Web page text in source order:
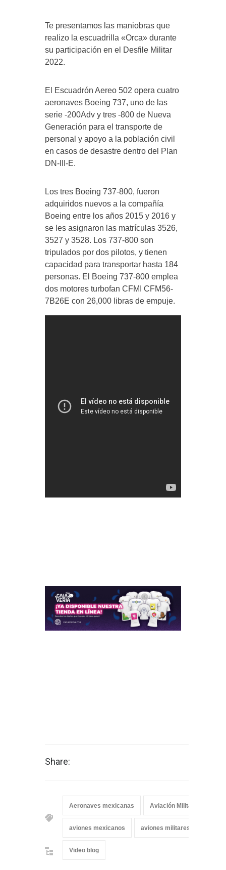
Te presentamos las maniobras que
realizo la escuadrilla «Orca» durante
su participación en el Desfile Militar
2022.
El Escuadrón Aereo 502 opera cuatro
aeronaves Boeing 737, uno de las
serie -200Adv y tres -800 de Nueva
Generación para el transporte de
personal y apoyo a la población civil
en casos de desastre dentro del Plan
DN-III-E.
Los tres Boeing 737-800, fueron
adquiridos nuevos a la compañía
Boeing entre los años 2015 y 2016 y
se les asignaron las matrículas 3526,
3527 y 3528. Los 737-800 son
tripulados por dos pilotos, y tienen
capacidad para transportar hasta 184
personas. El Boeing 737-800 emplea
dos motores turbofan CFMI CFM56-
7B26E con 26,000 libras de empuje.
Share:
Aeronaves mexicanas Aviación Militar Mexicana
aviones mexicanos aviones militares mexicanos
Video blog